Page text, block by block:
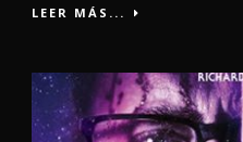
LEER MÁS...